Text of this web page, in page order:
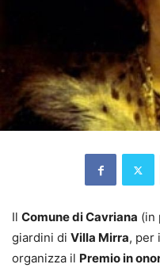
Il Comune di Cavriana (in
giardini di Villa Mirra, per
organizza il Premio in